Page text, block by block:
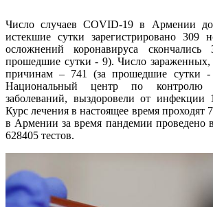
Число случаев COVID-19 в Армении
истекшие сутки зарегистрировано 309
осложнений коронавируса скончались
прошедшие сутки - 9). Число
причинам – 741 (за прошедшие сутки
Национальный центр по контролю
заболеваний, выздоровели от инфекции
Курс лечения в настоящее время проходят
в Армении за время пандемии проведено
628405 тестов.